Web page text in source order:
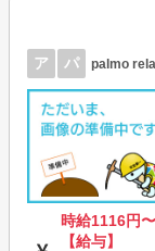
ア パ palmo
時給1116円〜
【給与】